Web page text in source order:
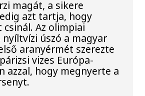
magát, a sikere
azt tartja, hogy
Az olimpiai
úszó a magyar
aranyérmét szerezte
vizes Európa-
azzal, hogy megnyerte a